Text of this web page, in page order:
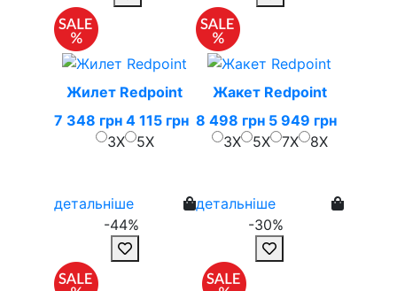
Жилет Redpoint
7 348 грн 4 115 грн
3X
5X
детальніше
-44%
Жакет Redpoint
8 498 грн 5 949 грн
3X
5X 7X 8X
детальніше
-30%